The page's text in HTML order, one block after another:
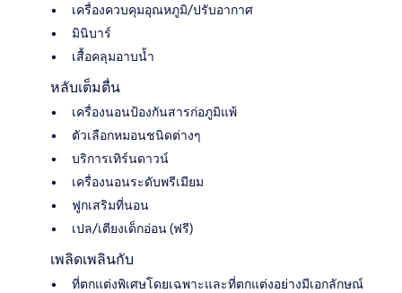
เครื่องควบคุมอุณหภูมิ/ปรับอากาศ
มินิบาร์
เสื้อคลุมอาบน้ำ
หลับเต็มตื่น
เครื่องนอนป้องกันสารก่อภูมิแพ้
ตัวเลือกหมอนชนิดต่างๆ
บริการเทิร์นดาวน์
เครื่องนอนระดับพรีเมียม
ฟูกเสริมที่นอน
เปล/เตียงเด็กอ่อน (ฟรี)
เพลิดเพลินกับ
ที่ตกแต่งพิเศษโดยเฉพาะและที่ตกแต่งอย่างมีเอกลักษณ์